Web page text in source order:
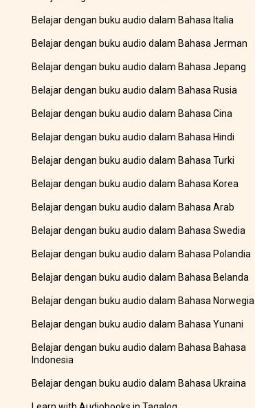
Belajar dengan buku audio dalam Bahasa Italia
Belajar dengan buku audio dalam Bahasa Jerman
Belajar dengan buku audio dalam Bahasa Jepang
Belajar dengan buku audio dalam Bahasa Rusia
Belajar dengan buku audio dalam Bahasa Cina
Belajar dengan buku audio dalam Bahasa Hindi
Belajar dengan buku audio dalam Bahasa Turki
Belajar dengan buku audio dalam Bahasa Korea
Belajar dengan buku audio dalam Bahasa Arab
Belajar dengan buku audio dalam Bahasa Swedia
Belajar dengan buku audio dalam Bahasa Polandia
Belajar dengan buku audio dalam Bahasa Belanda
Belajar dengan buku audio dalam Bahasa Norwegia
Belajar dengan buku audio dalam Bahasa Yunani
Belajar dengan buku audio dalam Bahasa Bahasa
Indonesia
Belajar dengan buku audio dalam Bahasa Ukraina